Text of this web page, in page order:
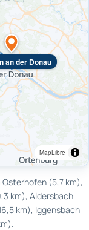
an der Donau
MapLibre
(5,7 km),
km), Aldersbach
km), Iggensbach